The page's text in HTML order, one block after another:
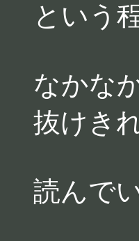
という
なかな
抜けき
読んで